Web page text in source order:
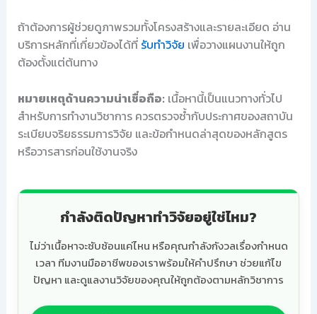
ถ้าต้องการผู้ช่วยดูภาพรวมทั้งโครงสร้างและรายละเอียด อ่าน
บริการหลักที่เกี่ยวข้องได้ที่ รับทำวิจัย เพื่อวางแผนงานให้ถูก
ต้องตั้งแต่ต้นทาง
หมายเหตุด้านความน่าเชื่อถือ: เนื้อหานี้เป็นแนวทางทั่วไป
สำหรับการทำงานวิชาการ ควรตรวจซ้ำกับประกาศของสถาบัน
ระเบียบจริยธรรมการวิจัย และข้อกำหนดล่าสุดของหลักสูตร
หรือวารสารก่อนใช้งานจริง
กำลังติดปัญหาทำวิจัยอยู่ใช่ไหม?
ไม่ว่าเนื้อหาจะซับซ้อนแค่ไหน หรือคุณกำลังกังวลเรื่องกำหนด
เวลา ทีมงานมืออาชีพของเราพร้อมให้คำปรึกษา ช่วยแก้ไข
ปัญหา และดูแลงานวิจัยของคุณให้ถูกต้องตามหลักวิชาการ